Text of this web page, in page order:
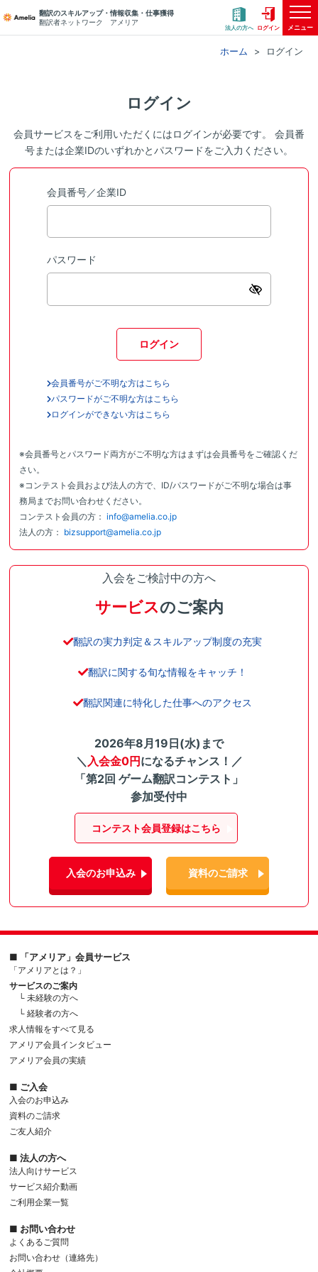
翻訳のスキルアップ・情報収集・仕事獲得
翻訳者ネットワーク アメリア
法人の方へ ログイン メニュー
ホーム ログイン
ログイン
会員サービスをご利用いただくにはログインが必要です。 会員番
号または企業IDのいずれかとパスワードをご入力ください。
会員番号／企業ID
パスワード
ログイン
会員番号がご不明な方はこちら
パスワードがご不明な方はこちら
ログインができない方はこちら
※会員番号とパスワード両方がご不明な方はまずは会員番号をご確認くだ
さい。
※コンテスト会員および法人の方で、ID/パスワードがご不明な場合は事
務局までお問い合わせください。
コンテスト会員の方： info@amelia.co.jp
法人の方： bizsupport@amelia.co.jp
入会をご検討中の方へ
サービスのご案内
翻訳の実力判定＆スキルアップ制度の充実
翻訳に関する旬な情報をキャッチ！
翻訳関連に特化した仕事へのアクセス
2026年8月19日(水)まで
＼ 入会金0円になるチャンス！／
「第2回 ゲーム翻訳コンテスト」
参加受付中
コンテスト会員登録はこちら
入会のお申込み 資料のご請求
■ 「アメリア」会員サービス
「アメリアとは？」
サービスのご案内
└ 未経験の方へ
└ 経験者の方へ
求人情報をすべて見る
アメリア会員インタビュー
アメリア会員の実績
■ ご入会
入会のお申込み
資料のご請求
ご友人紹介
■ 法人の方へ
法人向けサービス
サービス紹介動画
ご利用企業一覧
■ お問い合わせ
よくあるご質問
お問い合わせ（連絡先）